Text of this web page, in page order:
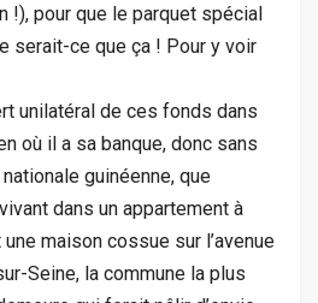
!), pour que le parquet spécial
serait-ce que ça ! Pour y voir
unilatéral de ces fonds dans
où il a sa banque, donc sans
guinéenne, que
dans un appartement à
maison cossue sur l’avenue
Seine, la commune la plus